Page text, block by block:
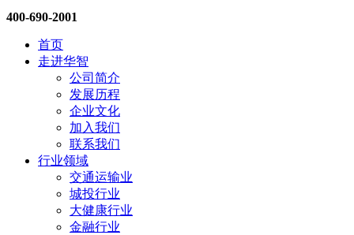
400-690-2001
首页
走进华智
公司简介
发展历程
企业文化
加入我们
联系我们
行业领域
交通运输业
城投行业
大健康行业
金融行业